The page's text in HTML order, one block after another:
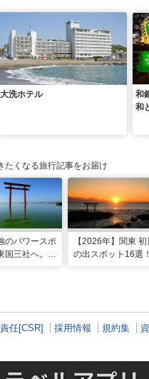
大洗ホテル
和
和
たくなる旅行記事をお届け
のパワースポ
国三社へ。初
【2026年】関東 初
の出スポット16選
任[CSR] 採用情報 規約集